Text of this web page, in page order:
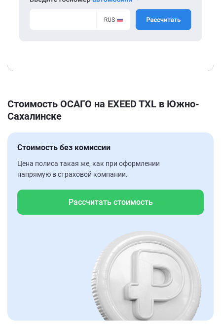
Стоимость ОСАГО на EXEED TXL в Южно-
Сахалинске
Стоимость без комиссии
Цена полиса такая же, как при оформлении
напрямую в страховой компании.
Рассчитать стоимость